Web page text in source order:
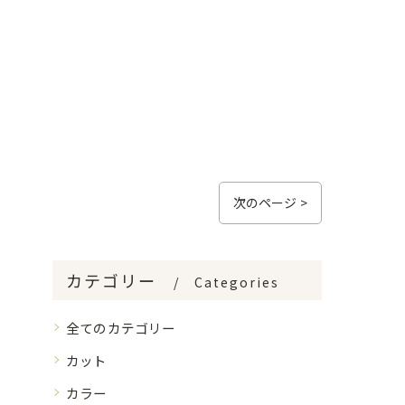
次のページ >
カテゴリー Categories
全てのカテゴリー
カット
カラー